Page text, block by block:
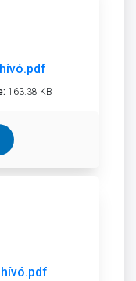
163.38 KB